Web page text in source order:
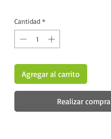
Cantidad *
Agregar al carrito
Realizar compra